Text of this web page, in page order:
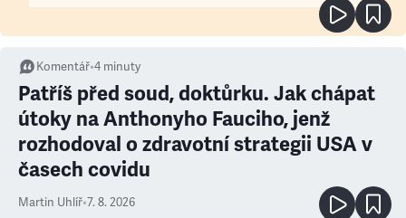
Komentář•4 minuty
Patříš před soud, doktůrku. Jak chápat
útoky na Anthonyho Fauciho, jenž
rozhodoval o zdravotní strategii USA v
časech covidu
Martin Uhlíř•7. 8. 2026